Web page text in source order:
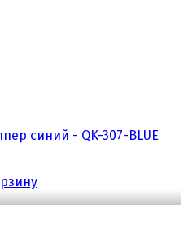
синий - QK-307-BLUE